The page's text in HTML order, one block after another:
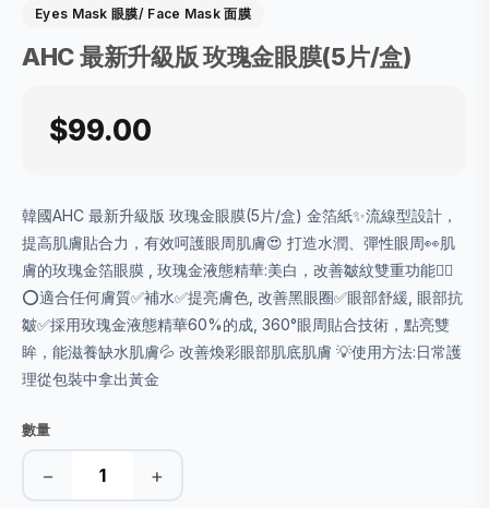
Eyes Mask 眼膜/ Face Mask 面膜
AHC 最新升級版 玫瑰金眼膜(5片/盒)
$99.00
韓國AHC 最新升級版 玫瑰金眼膜(5片/盒) 金箔紙✨流線型設計，
提高肌膚貼合力，有效呵護眼周肌膚😍 打造水潤、彈性眼周👀肌
膚的玫瑰金箔眼膜 , 玫瑰金液態精華:美白，改善皺紋雙重功能👍🏻
⭕適合任何膚質✅補水✅提亮膚色, 改善黑眼圈✅眼部舒緩, 眼部抗
皺✅採用玫瑰金液態精華60%的成, 360°眼周貼合技術，點亮雙
眸，能滋養缺水肌膚💦 改善煥彩眼部肌底肌膚 💡使用方法:日常護
理從包裝中拿出黃金
數量
− +